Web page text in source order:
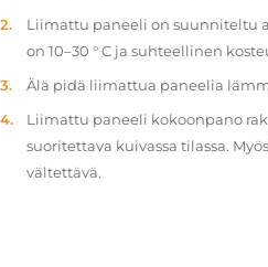
Liimattu paneeli on suunniteltu
on 10–30 ° C ja suhteellinen
Älä pidä liimattua paneelia
Liimattu paneeli kokoonpano
suoritettava kuivassa tilassa.
vältettävä.